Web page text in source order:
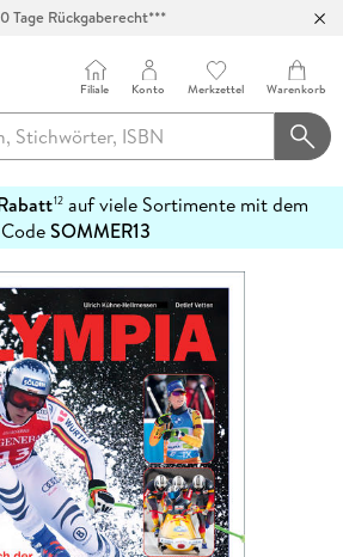
Tage Rückgaberecht***
Filiale Konto Merkzettel Warenkorb
12auf viele Sortimente mit dem
CodeSOMMER13